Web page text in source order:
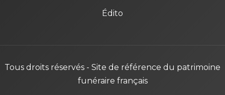
Édito
Tous droits réservés - Site de référence du patrimoine
funéraire français